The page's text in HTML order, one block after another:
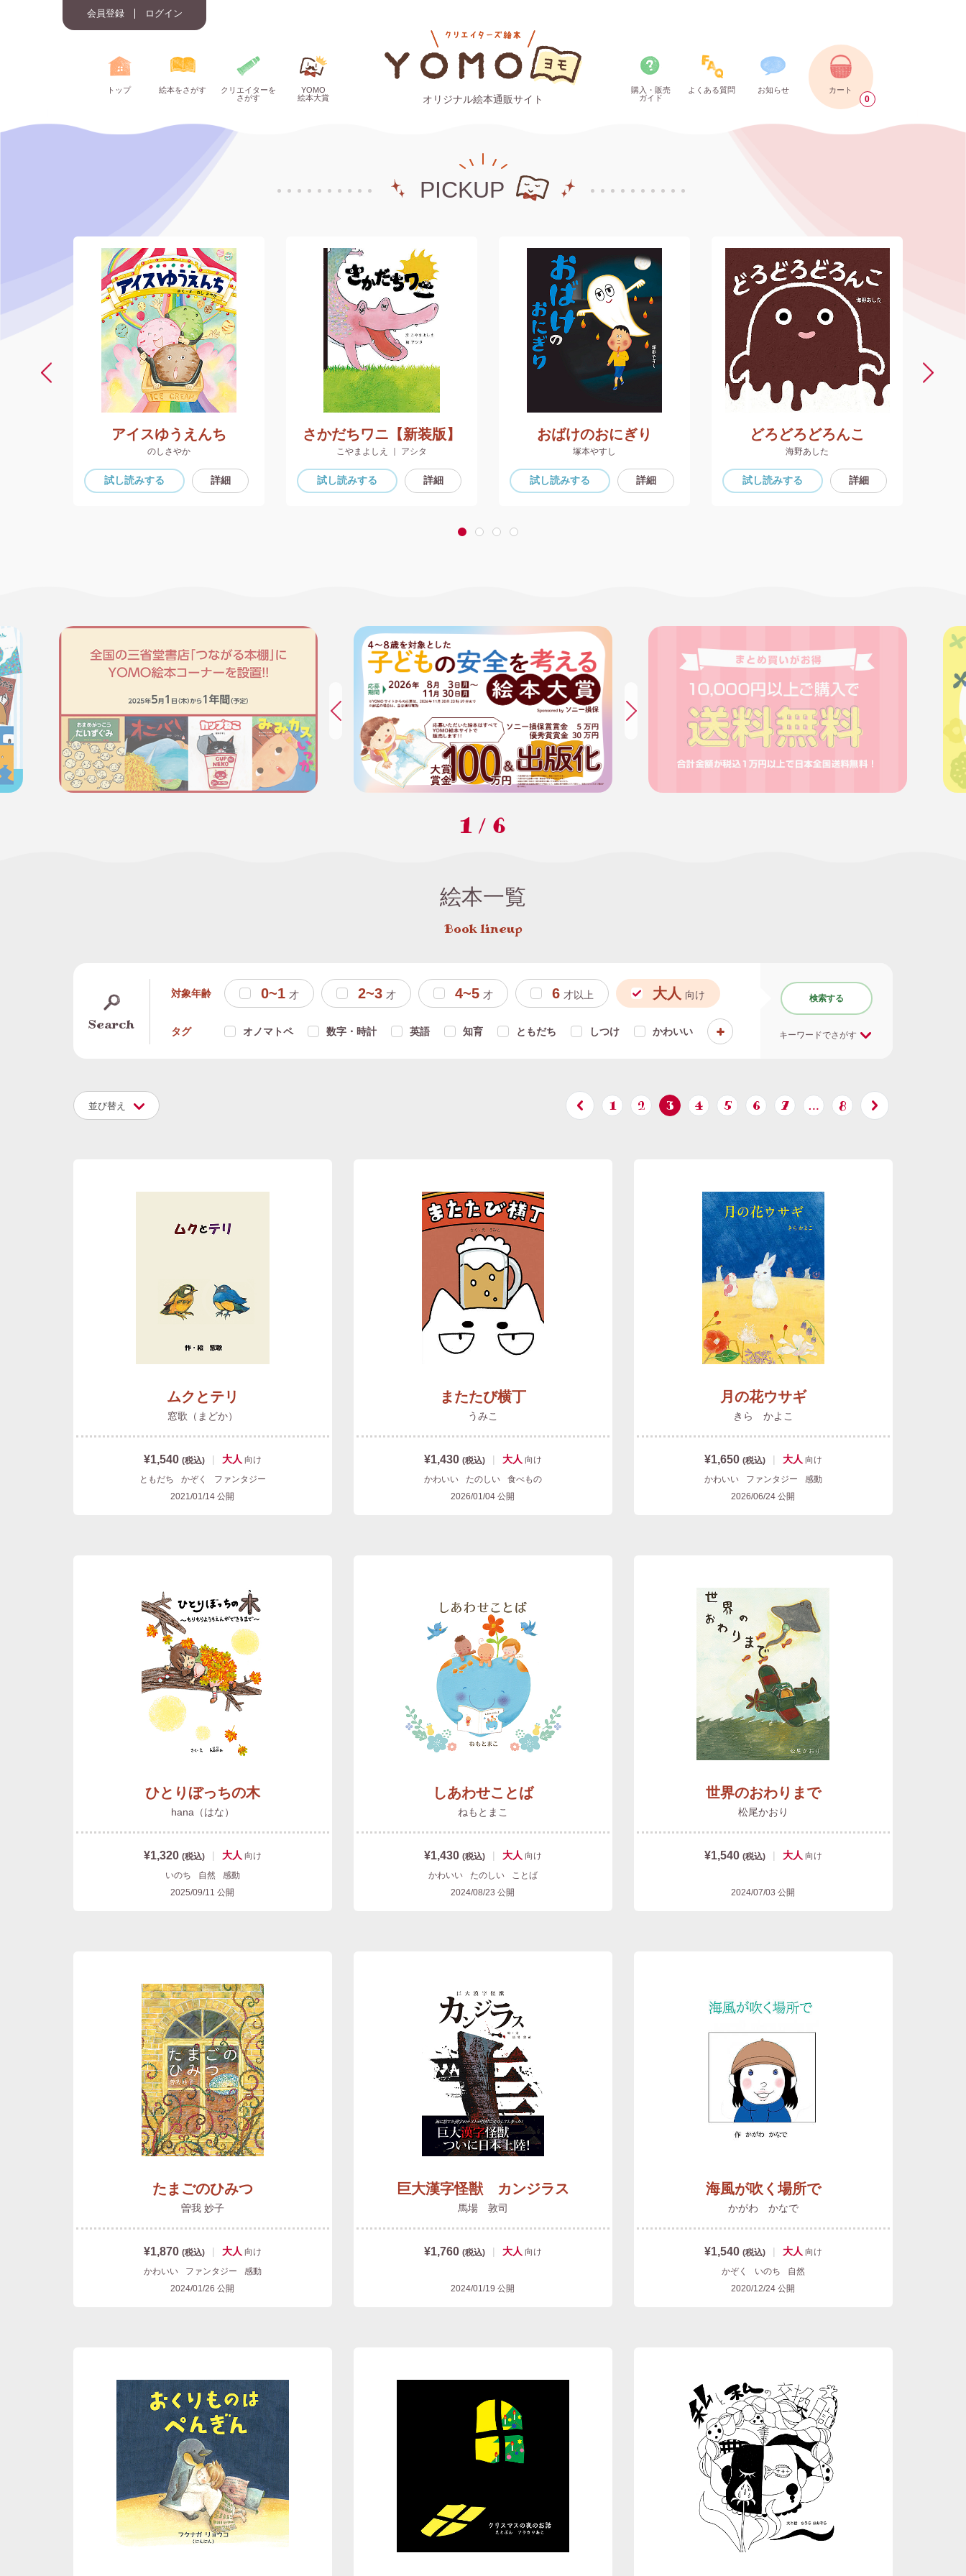
会員登録 ログイン
トップ 絵本をさがす
クリエイターを
さがす
YOMO
絵本大賞
オリジナル絵本通販サイト
購入・販売
ガイド
よくある質問 お知らせ カート
0
PICKUP
アイスゆうえんち
のしさやか
試し読みする 詳細
さかだちワニ【新装版】
こやまよしえ ｜ アシタ
試し読みする 詳細
おばけのおにぎり
塚本やすし
試し読みする 詳細
どろどろどろんこ
海野あした
試し読みする 詳細
1 2 3 4
1 / 6
絵本一覧
Book lineup
Search
対象年齢 0~1 才 2~3 才 4~5 才 6 才以上 大人 向け
タグ オノマトペ 数字・時計 英語 知育 ともだち しつけ かわいい
検索する
キーワードでさがす
並び替え 1 2 3 4 5 6 7 … 8
ムクとテリ
窓歌（まどか）
¥1,540 (税込) | 大人 向け
ともだち
かぞく
ファンタジー
2021/01/14 公開
またたび横丁
うみこ
¥1,430 (税込) | 大人 向け
かわいい
たのしい
食べもの
2026/01/04 公開
月の花ウサギ
きら かよこ
¥1,650 (税込) | 大人 向け
かわいい
ファンタジー
感動
2026/06/24 公開
ひとりぼっちの木
hana（はな）
¥1,320 (税込) | 大人 向け
いのち
自然
感動
2025/09/11 公開
しあわせことば
ねもとまこ
¥1,430 (税込) | 大人 向け
かわいい
たのしい
ことば
2024/08/23 公開
世界のおわりまで
松尾かおり
¥1,540 (税込) | 大人 向け
2024/07/03 公開
たまごのひみつ
曽我 妙子
¥1,870 (税込) | 大人 向け
かわいい
ファンタジー
感動
2024/01/26 公開
巨大漢字怪獣 カンジラス
馬場 敦司
¥1,760 (税込) | 大人 向け
2024/01/19 公開
海風が吹く場所で
かがわ かなで
¥1,540 (税込) | 大人 向け
かぞく
いのち
自然
2020/12/24 公開